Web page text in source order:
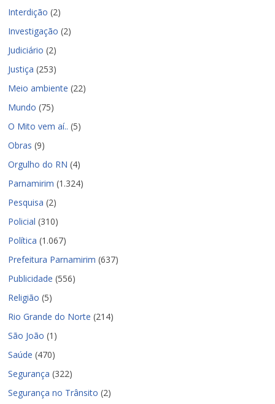
Interdição (2)
Investigação (2)
Judiciário (2)
Justiça (253)
Meio ambiente (22)
Mundo (75)
O Mito vem aí.. (5)
Obras (9)
Orgulho do RN (4)
Parnamirim (1.324)
Pesquisa (2)
Policial (310)
Política (1.067)
Prefeitura Parnamirim (637)
Publicidade (556)
Religião (5)
Rio Grande do Norte (214)
São João (1)
Saúde (470)
Segurança (322)
Segurança no Trânsito (2)